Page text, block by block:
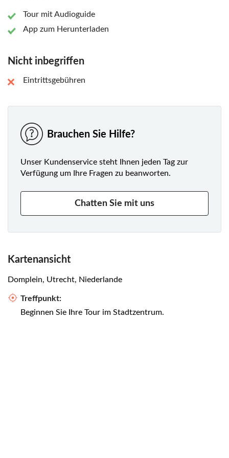
Tour mit Audioguide
App zum Herunterladen
Nicht inbegriffen
Eintrittsgebühren
Brauchen Sie Hilfe?
Unser Kundenservice steht Ihnen jeden Tag zur
Verfügung um Ihre Fragen zu beanworten.
Chatten Sie mit uns
Kartenansicht
Domplein, Utrecht, Niederlande
Treffpunkt:
Beginnen Sie Ihre Tour im Stadtzentrum.